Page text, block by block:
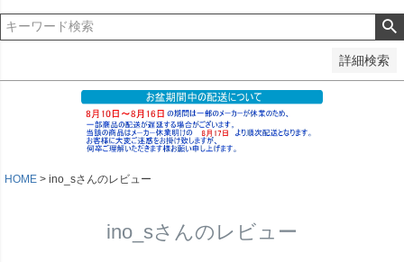
詳細検索
HOME ino_sさんのレビュー
ino_sさんのレビュー